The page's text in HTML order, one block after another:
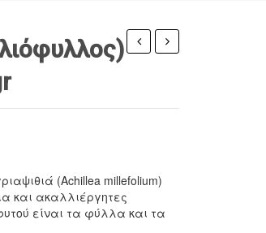
Ημαθίας
20gr
σε
(Αchillea millefolium)
και ακαλλιέργητες
είναι τα φύλλα και τα